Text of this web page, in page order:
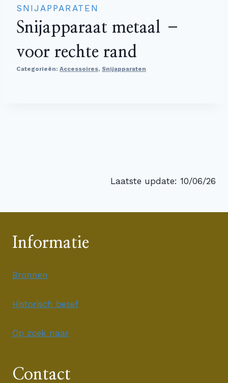
SNIJAPPARATEN
Snijapparaat metaal –
voor rechte rand
Categorieën: Accessoires, Snijapparaten
Laatste update: 10/06/26
Informatie
Bronnen
Historisch besef
Op zoek naar
Contact